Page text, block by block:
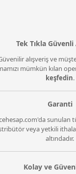
Tek Tıkla Güvenli
alışveriş ve
mümkün kılan
keşfedin.
Garanti
sunulan
veya yetkili
altındadır.
Kolay ve